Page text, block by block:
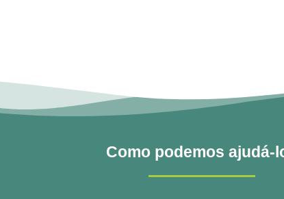
Como podemos ajudá-